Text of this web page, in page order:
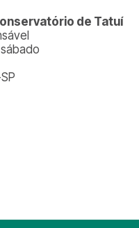
de Tatuí